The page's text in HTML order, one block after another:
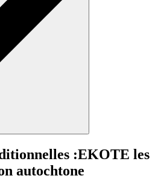
:EKOTE les
autochtone